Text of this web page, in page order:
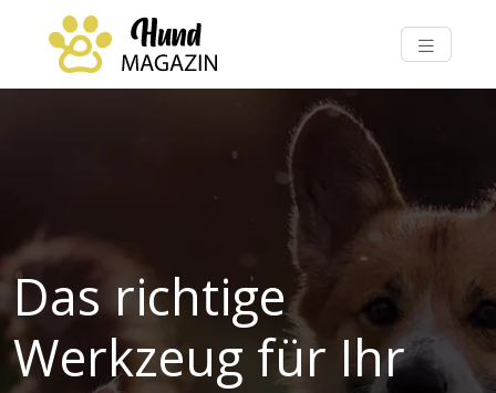
Das richtige
Werkzeug für Ihr